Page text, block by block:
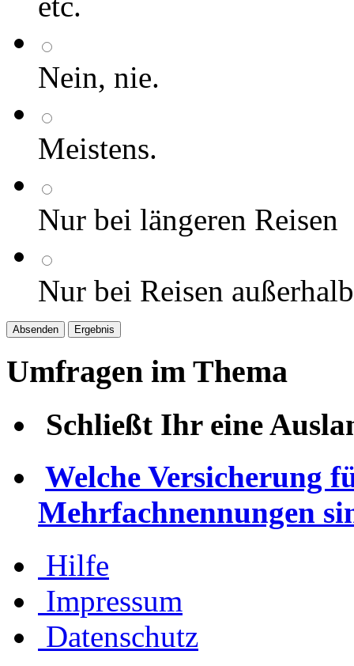
Nein, nie.
Meistens.
Nur bei längeren Reisen
Nur bei Reisen
Umfragen im Thema
Schließt Ihr eine
Welche Versicherung
Mehrfachnennungen
Hilfe
Impressum
Datenschutz